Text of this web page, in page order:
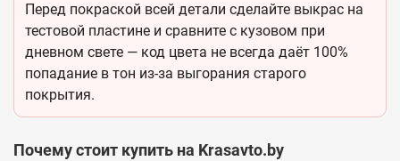
Перед покраской всей детали сделайте выкрас на
тестовой пластине и сравните с кузовом при
дневном свете — код цвета не всегда даёт 100%
попадание в тон из-за выгорания старого
покрытия.
Почему стоит купить на Krasavto.by